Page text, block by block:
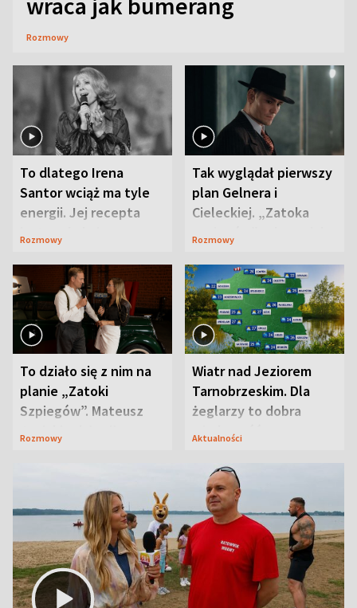
Rozmowy
To dlatego Irena
Santor wciąż ma tyle
energii. Jej recepta
jest zaskakująco
Rozmowy
Tak wyglądał pierwszy
plan Gelnera i
Cieleckiej. „Zatoka
szpiegów” od razu ich
Rozmowy
To działo się z nim na
planie „Zatoki
Szpiegów”. Mateusz
Janicki odsłonił
Rozmowy
Wiatr nad Jeziorem
Tarnobrzeskim. Dla
żeglarzy to dobra
wiadomość
Aktualności